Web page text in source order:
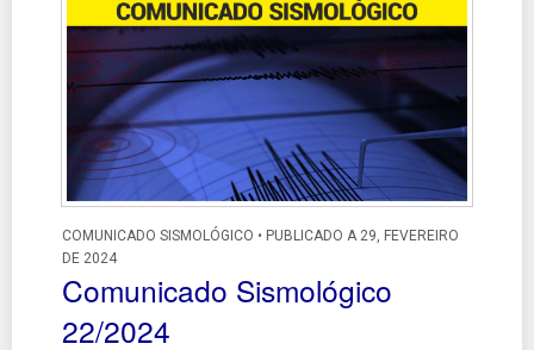
COMUNICADO SISMOLÓGICO • PUBLICADO A 29, FEVEREIRO
DE 2024
Comunicado Sismológico
22/2024